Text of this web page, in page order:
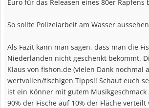
Euro für das Releasen eines 80er Rapfens
So sollte Polizeiarbeit am Wasser
Als Fazit kann man sagen, dass man die
Niederlanden nicht geschenkt bekommt.
Klaus von fishon.de (vielen Dank nochmal
wertvollen/fischigen Tipps!! Schaut euch
ist ein Könner mit gutem Musikgeschmack
90% der Fische auf 10% der Fläche